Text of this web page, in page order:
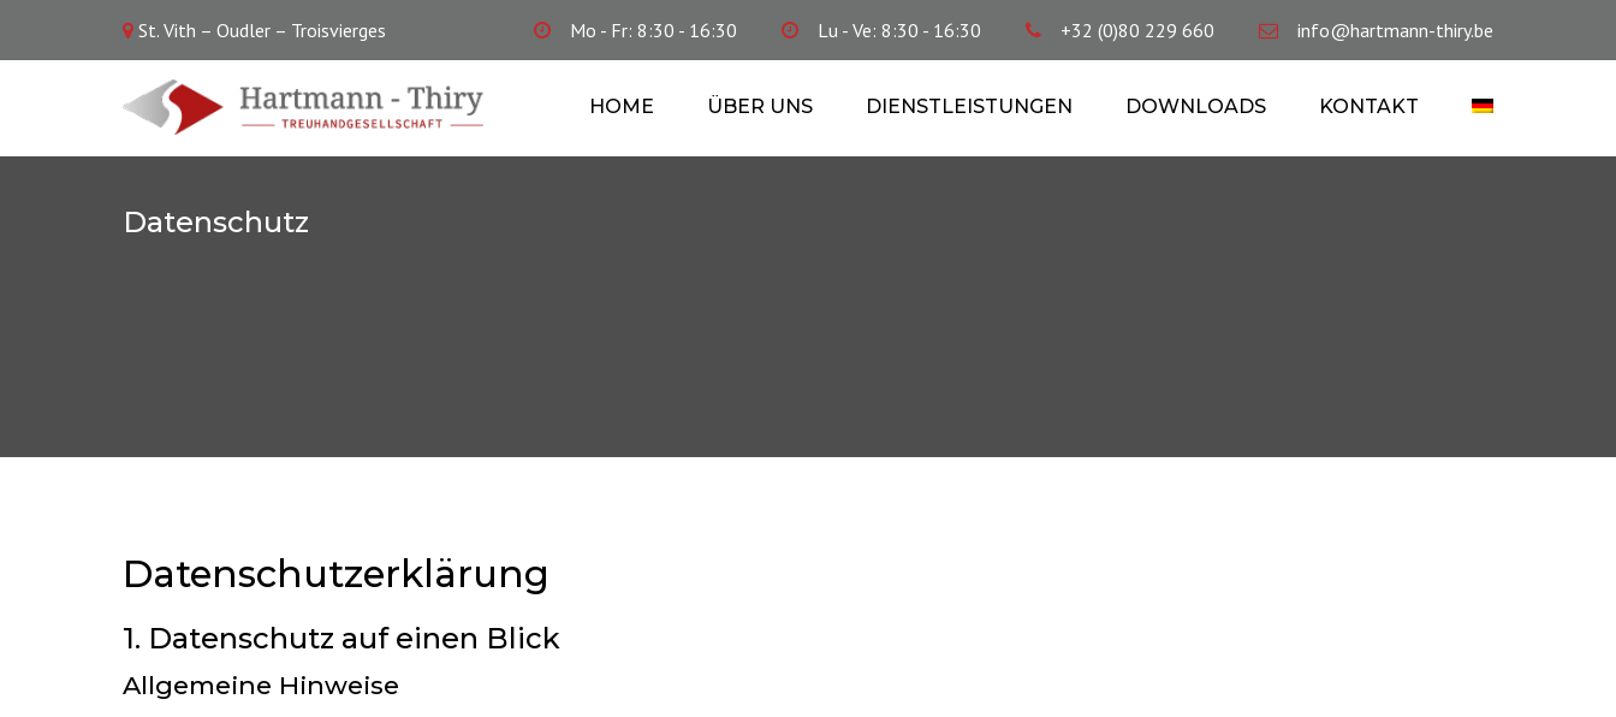
St. Vith – Oudler – Troisvierges Mo - Fr: 8:30 - 16:30 Lu - Ve: 8:30 - 16:30 +32 (0)80 229 660 info@hartmann-thiry.be
HOME ÜBER UNS DIENSTLEISTUNGEN DOWNLOADS KONTAKT
Datenschutz
Datenschutzerklärung
1. Datenschutz auf einen Blick
Allgemeine Hinweise